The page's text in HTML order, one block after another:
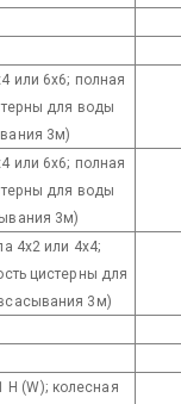
или 6х6; полная
для воды
3м)
или 6х6; полная
для воды
3м)
4х2 или 4х4;
цистерны для
3м)
Н (W); колесная